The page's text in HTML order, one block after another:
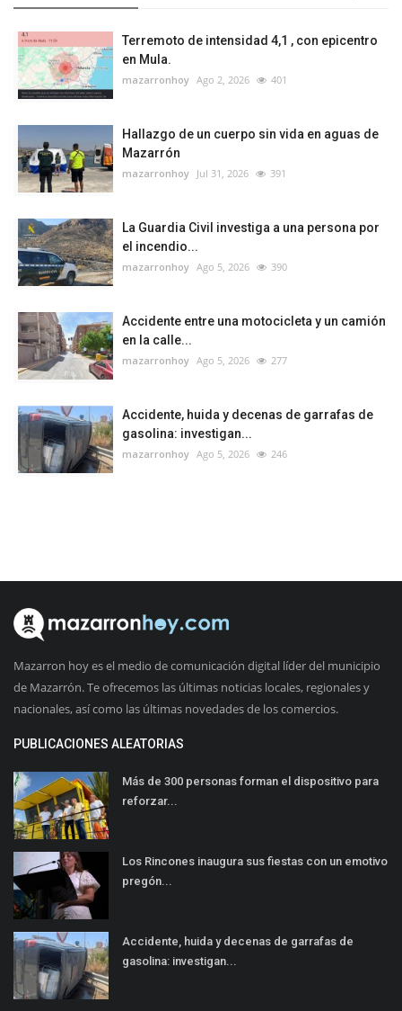
Terremoto de intensidad 4,1 , con epicentro
en Mula.
mazarronhoy Ago 2, 2026 401
Hallazgo de un cuerpo sin vida en aguas de
Mazarrón
mazarronhoy Jul 31, 2026 391
La Guardia Civil investiga a una persona por
el incendio...
mazarronhoy Ago 5, 2026 390
Accidente entre una motocicleta y un camión
en la calle...
mazarronhoy Ago 5, 2026 277
Accidente, huida y decenas de garrafas de
gasolina: investigan...
mazarronhoy Ago 5, 2026 246
Mazarron hoy es el medio de comunicación digital líder del municipio
de Mazarrón. Te ofrecemos las últimas noticias locales, regionales y
nacionales, así como las últimas novedades de los comercios.
PUBLICACIONES ALEATORIAS
Más de 300 personas forman el dispositivo para
reforzar...
Los Rincones inaugura sus fiestas con un emotivo
pregón...
Accidente, huida y decenas de garrafas de
gasolina: investigan...